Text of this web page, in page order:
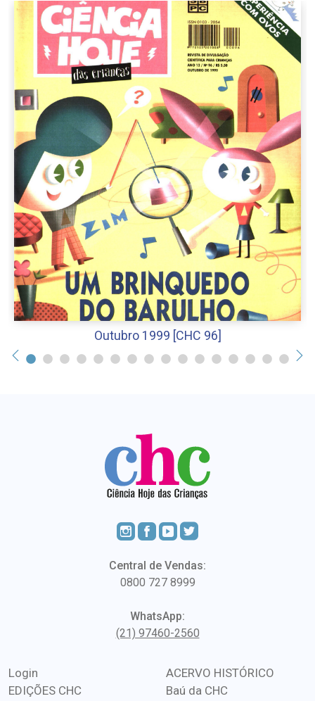
Outubro 1999 [CHC 96]
Central de Vendas:
0800 727 8999
WhatsApp:
(21) 97460-2560
Login
EDIÇÕES CHC
ACERVO HISTÓRICO
Baú da CHC